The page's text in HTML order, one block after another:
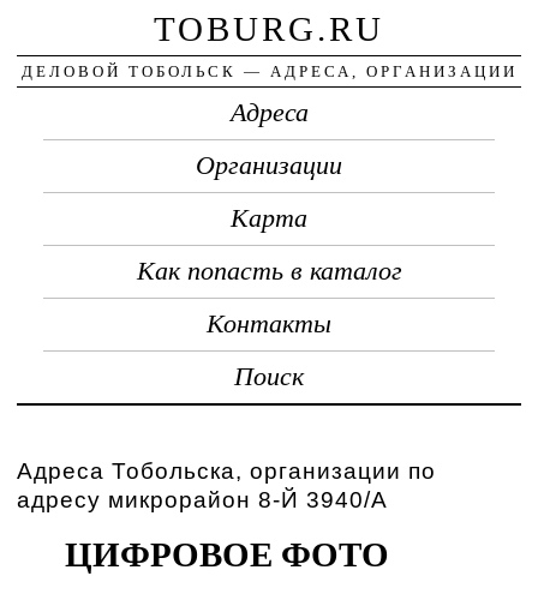
TOBURG.RU
ДЕЛОВОЙ ТОБОЛЬСК — АДРЕСА, ОРГАНИЗАЦИИ
Адреса
Организации
Карта
Как попасть в каталог
Контакты
Поиск
Адреса Тобольска, организации по
адресу микрорайон 8-Й 3940/А
ЦИФРОВОЕ ФОТО